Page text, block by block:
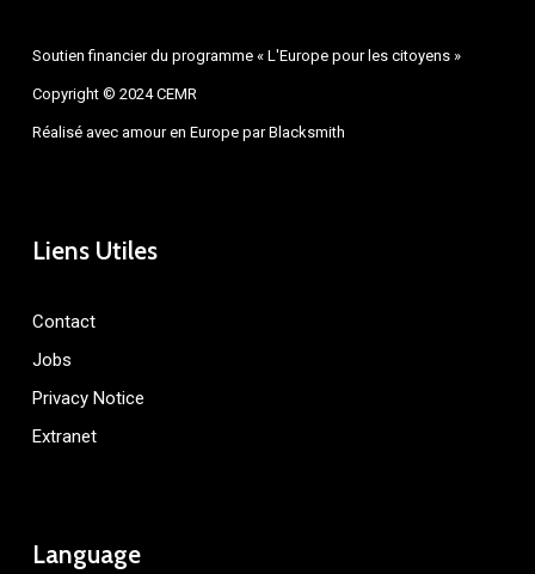
Soutien financier du programme « L'Europe pour les citoyens »
Copyright © 2024 CEMR
Réalisé avec amour en Europe parBlacksmith
Liens Utiles
Contact
Jobs
Privacy Notice
Extranet
Language